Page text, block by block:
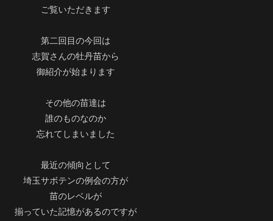
ご覧いただきます
第二回目の今回は
志賀さんの牡丹苗から
御紹介が始まります
その他の苗達は
誰のものなのか
忘れてしまいました
最近の傾向として
埼玉サボテンの例会の方が
苗のレベルが
揃っていた記憶があるのですが